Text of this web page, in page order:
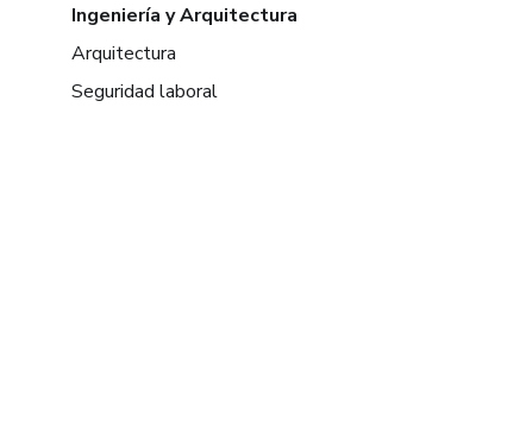
Ingeniería y Arquitectura
Arquitectura
Seguridad laboral